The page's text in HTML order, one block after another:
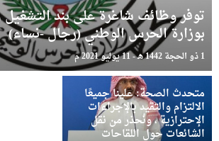
توفر وظائف شاغرة على بند التشغيل
بوزارة الحرس الوطني (رجال -نساء)
1 ذو الحجة 1442 هـ - 11 يوليو 2021 م
متحدث الصحة: علينا جميعًا
الالتزام والتقيد بالإجراءات
الإحترازية ، ونُحذر من نقل
الشائعات حول اللقاحات